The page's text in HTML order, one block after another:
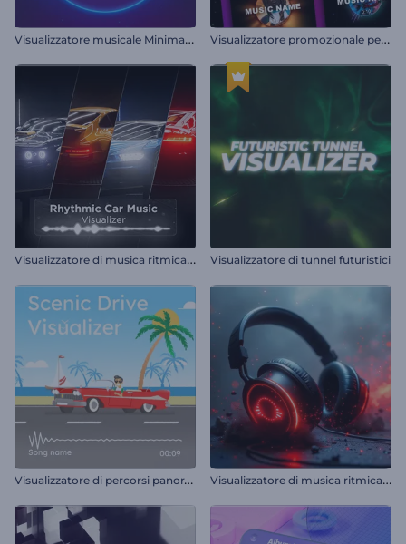
V
isualizzatore musicale Minimal Beats V
isualizzatore promozionale per album musicali
V
isualizzatore di musica ritmica per auto Visualizzatore di tunnel futuristici
V
isualizzatore di percorsi panoramici V
isualizzatore di musica ritmica per cuffie